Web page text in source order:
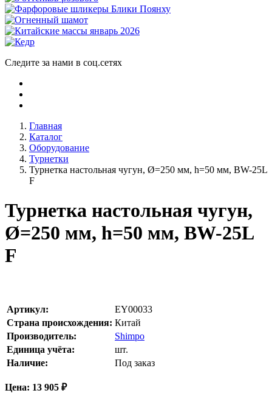
Следите за нами в соц.сетях
Главная
Каталог
Оборудование
Турнетки
Турнетка настольная чугун, Ø=250 мм, h=50 мм, BW-25L
F
Турнетка настольная чугун,
Ø=250 мм, h=50 мм, BW-25L
F
Артикул:
EY00033
Страна происхождения: Китай
Производитель:
Shimpo
Единица учёта:
шт.
Наличие:
Под заказ
Цена: 13 905 ₽